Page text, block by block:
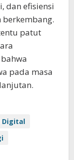
dan efisiensi
patut
pada masa
Digital